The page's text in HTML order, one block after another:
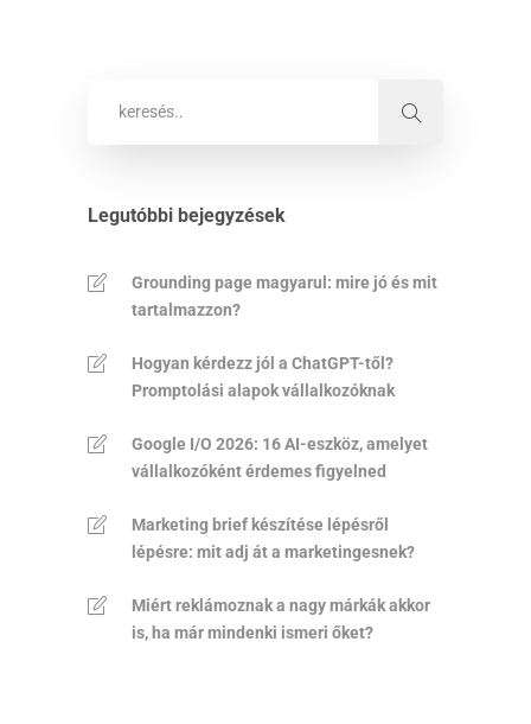
Legutóbbi bejegyzések
Grounding page magyarul: mire jó és mit
tartalmazzon?
Hogyan kérdezz jól a ChatGPT-től?
Promptolási alapok vállalkozóknak
Google I/O 2026: 16 AI-eszköz, amelyet
vállalkozóként érdemes figyelned
Marketing brief készítése lépésről
lépésre: mit adj át a marketingesnek?
Miért reklámoznak a nagy márkák akkor
is, ha már mindenki ismeri őket?